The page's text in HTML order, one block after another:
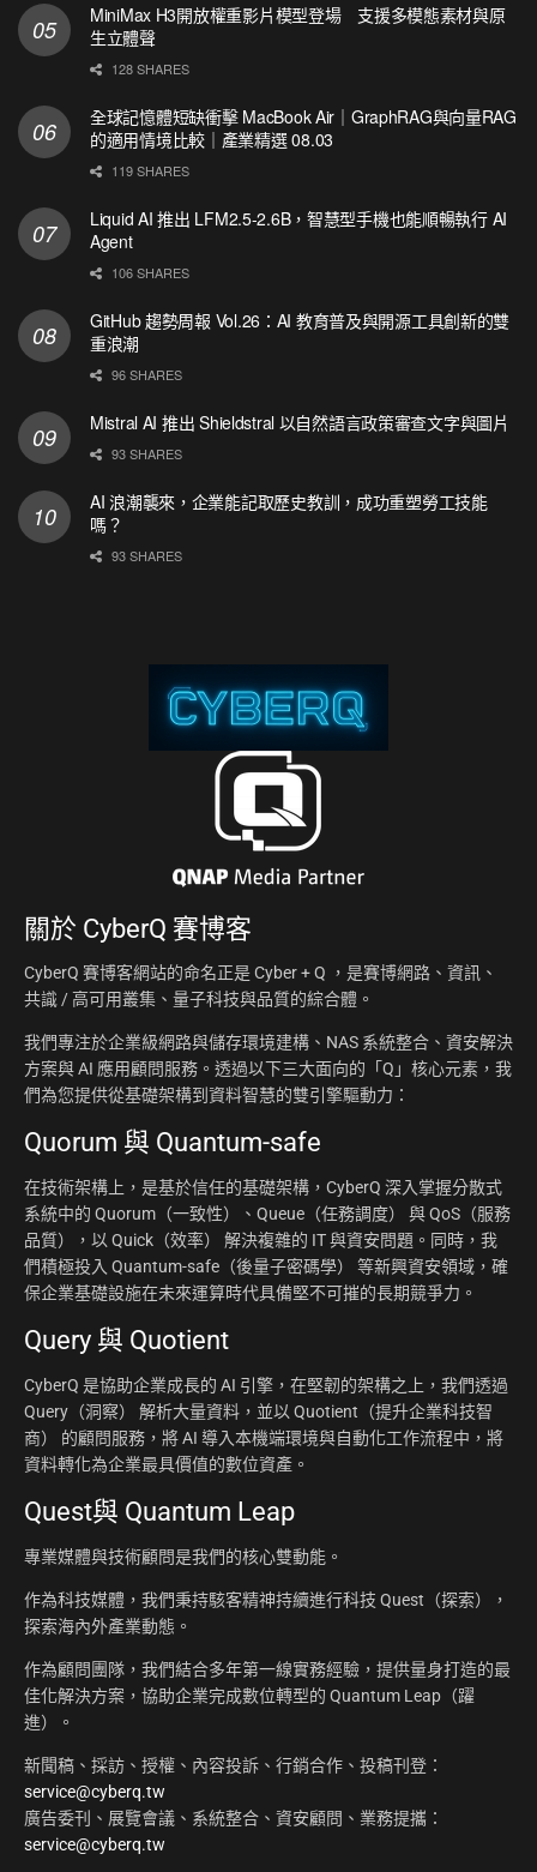
MiniMax H3開放權重影片模型登場 支援多模態素材與原
生立體聲
128 SHARES
全球記憶體短缺衝擊 MacBook Air｜GraphRAG與向量RAG
的適用情境比較｜產業精選 08.03
119 SHARES
Liquid AI 推出 LFM2.5-2.6B，智慧型手機也能順暢執行 AI
Agent
106 SHARES
GitHub 趨勢周報 Vol.26：AI 教育普及與開源工具創新的雙
重浪潮
96 SHARES
Mistral AI 推出 Shieldstral 以自然語言政策審查文字與圖片
93 SHARES
AI 浪潮襲來，企業能記取歷史教訓，成功重塑勞工技能
嗎？
93 SHARES
關於 CyberQ 賽博客
CyberQ 賽博客網站的命名正是 Cyber + Q ，是賽博網路、資訊、
共識 / 高可用叢集、量子科技與品質的綜合體。
我們專注於企業級網路與儲存環境建構、NAS 系統整合、資安解決
方案與 AI 應用顧問服務。透過以下三大面向的「Q」核心元素，我
們為您提供從基礎架構到資料智慧的雙引擎驅動力：
Quorum 與 Quantum-safe
在技術架構上，是基於信任的基礎架構，CyberQ 深入掌握分散式
系統中的 Quorum（一致性）、Queue（任務調度） 與 QoS（服務
品質），以 Quick（效率） 解決複雜的 IT 與資安問題。同時，我
們積極投入 Quantum-safe（後量子密碼學） 等新興資安領域，確
保企業基礎設施在未來運算時代具備堅不可摧的長期競爭力。
Query 與 Quotient
CyberQ 是協助企業成長的 AI 引擎，在堅韌的架構之上，我們透過
Query（洞察） 解析大量資料，並以 Quotient（提升企業科技智
商） 的顧問服務，將 AI 導入本機端環境與自動化工作流程中，將
資料轉化為企業最具價值的數位資產。
Quest與 Quantum Leap
專業媒體與技術顧問是我們的核心雙動能。
作為科技媒體，我們秉持駭客精神持續進行科技 Quest（探索），
探索海內外產業動態。
作為顧問團隊，我們結合多年第一線實務經驗，提供量身打造的最
佳化解決方案，協助企業完成數位轉型的 Quantum Leap（躍
進）。
新聞稿、採訪、授權、內容投訴、行銷合作、投稿刊登：
service@cyberq.tw
廣告委刊、展覽會議、系統整合、資安顧問、業務提攜：
service@cyberq.tw